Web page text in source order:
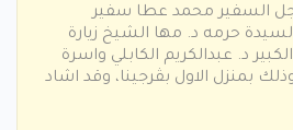
السفير محمد عطا سفير
حرمه د. مها الشيخ زيارة
د. عبدالكريم الكابلي واسرة
بمنزل الاول بڤرجينا، وقد اشاد